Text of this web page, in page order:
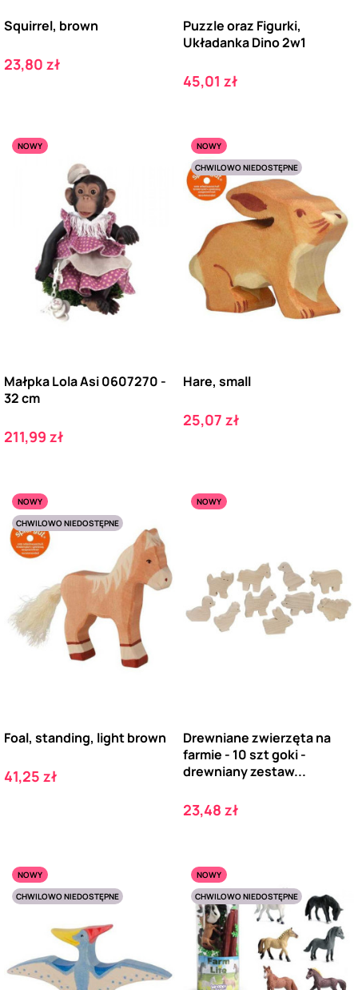
Squirrel, brown
Cena
23,80 zł
Puzzle oraz Figurki,
Układanka Dino 2w1
Cena
45,01 zł
NOWY
Małpka Lola Asi 0607270 -
32 cm
Cena
211,99 zł
NOWY
CHWILOWO NIEDOSTĘPNE
Hare, small
Cena
25,07 zł
NOWY
CHWILOWO NIEDOSTĘPNE
Foal, standing, light brown
Cena
41,25 zł
NOWY
Drewniane zwierzęta na
farmie - 10 szt goki -
drewniany zestaw...
Cena
23,48 zł
NOWY
CHWILOWO NIEDOSTĘPNE
NOWY
CHWILOWO NIEDOSTĘPNE